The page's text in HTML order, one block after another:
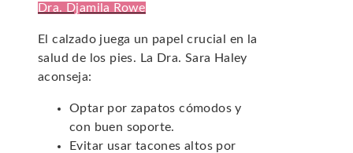
Dra. Djamila Rowe
El calzado juega un papel crucial en la
salud de los pies. La Dra. Sara Haley
aconseja:
Optar por zapatos cómodos y
con buen soporte.
Evitar usar tacones altos por